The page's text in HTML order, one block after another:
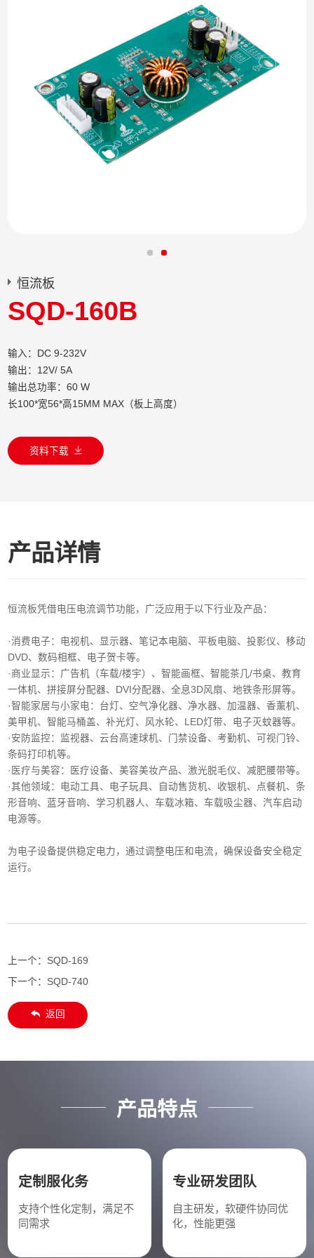
恒流板
SQD-160B
输入：DC 9-232V
输出：12V/ 5A
输出总功率：60 W
长100*宽56*高15MM MAX（板上高度）
资料下载
产品详情
恒流板凭借电压电流调节功能，广泛应用于以下行业及产品：
·消费电子‌：电视机、显示器、笔记本电脑、平板电脑、投影仪、移动
DVD、数码相框、电子贺卡等。
·商业显示‌：广告机（车载/楼宇）、智能画框、智能茶几/书桌、教育
一体机、拼接屏分配器、DVI分配器、全息3D风扇、地铁条形屏等。
·智能家居与小家电‌：台灯、空气净化器、净水器、加温器、香薰机、
美甲机、智能马桶盖、补光灯、风水轮、LED灯带、电子灭蚊器等。
‌·安防监控‌：监视器、云台高速球机、门禁设备、考勤机、可视门铃、
条码打印机等。
·医疗与美容‌：医疗设备、美容美妆产品、激光脱毛仪、减肥腰带等。
‌·其他领域‌：电动工具、电子玩具、自动售货机、收银机、点餐机、条
形音响、蓝牙音响、学习机器人、车载冰箱、车载吸尘器、汽车启动
电源等。
为电子设备提供稳定电力，通过调整电压和电流，确保设备安全稳定
运行。
上一个： SQD-169
下一个： SQD-740
返回
产品特点
定制服化务
支持个性化定制，满足不
同需求
专业研发团队
自主研发，软硬件协同优
化，性能更强